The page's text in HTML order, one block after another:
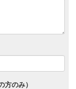
方のみ）